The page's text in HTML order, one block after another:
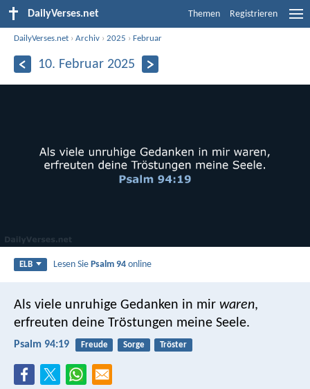
DailyVerses.net Themen Registrieren
DailyVerses.net ›Archiv ›2025 ›Februar
10. Februar 2025
ELB Lesen SiePsalm 94 online
Als viele unruhige Gedanken in mir waren,
erfreuten deine Tröstungen meine Seele.
Psalm 94:19 Freude Sorge Tröster